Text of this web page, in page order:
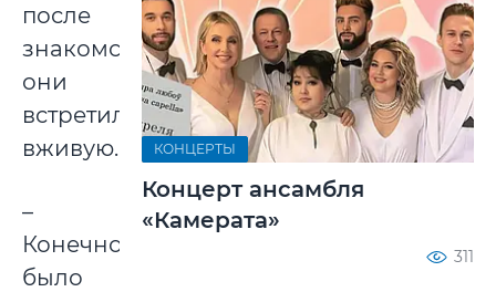
после
знакомства
они
встретились
вживую.
–
Конечно,
было
КОНЦЕРТЫ
Концерт ансамбля
«Камерата»
311